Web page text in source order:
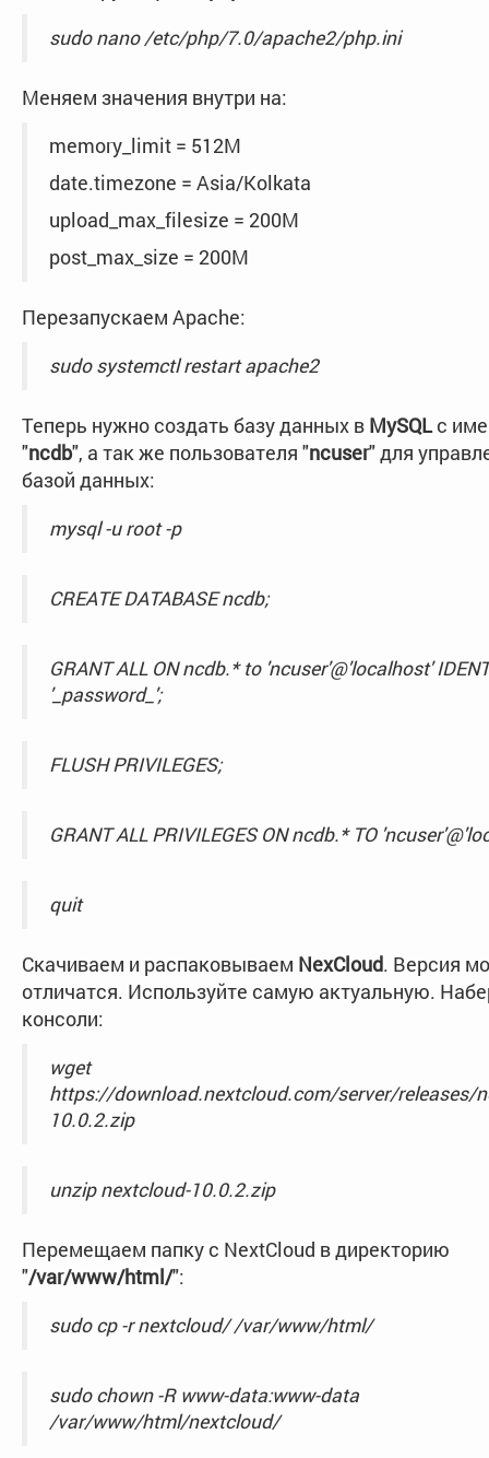
sudo nano /etc/php/7.0/apache2/php.ini
Меняем значения внутри на:
memory_limit = 512M
date.timezone = Asia/Kolkata
upload_max_filesize = 200M
post_max_size = 200M
Перезапускаем Apache:
sudo systemctl restart apache2
Теперь нужно создать базу данных в MySQLс
"ncdb", а так же пользователя "ncuser" для
базой данных:
mysql -u root -p
CREATE DATABASE ncdb;
GRANT ALL ON ncdb.* to 'ncuser'@'localhost'
'_password_';
FLUSH PRIVILEGES;
GRANT ALL PRIVILEGES ON ncdb.* TO
quit
Скачиваем и распаковываем NexCloud. Версия
отличатся. Используйте самую актуальную.
консоли:
wget
https://download.nextcloud.com/server/releases/
10.0.2.zip
unzip nextcloud-10.0.2.zip
Перемещаем папку с NextCloud в директорию
"/var/www/html/":
sudo cp -r nextcloud/ /var/www/html/
sudo chown -R www-data:www-data
/var/www/html/nextcloud/